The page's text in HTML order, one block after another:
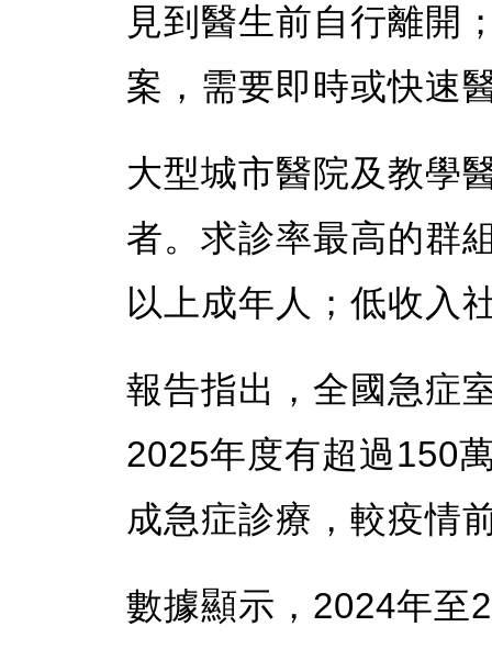
見到醫生前自行離開
案，需要即時或快速
大型城市醫院及教學
者。求診率最高的群
以上成年人；低收入
報告指出，全國急症
2025年度有超過150
成急症診療，較疫情
數據顯示，2024年至